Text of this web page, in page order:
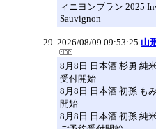
ィニヨンブラン 2025
Sauvignon
2026/08/09 09:53:25 山
8月8日 日本酒 杉勇 純
受付開始
8月8日 日本酒 初孫 も
開始
8月8日 日本酒 初孫 純